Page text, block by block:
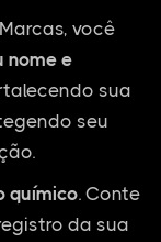
você
nome e
sua
seu
químico. Conte
da sua